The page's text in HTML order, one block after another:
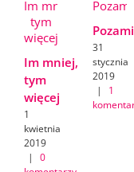
Im mniej,
tym
więcej
1
kwietnia
2019
|
0
31
stycznia
2019
|
1